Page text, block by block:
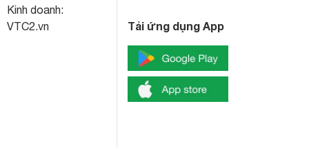
Kinh doanh:
VTC2.vn
Tải ứng dụng App